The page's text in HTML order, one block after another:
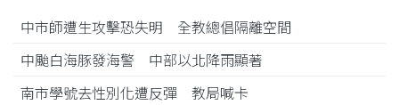
中市師遭生攻擊恐失明 全教總倡隔離空間
中颱白海豚發海警 中部以北降雨顯著
南市學號去性別化遭反彈 教局喊卡